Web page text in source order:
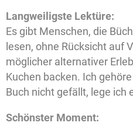
Langweiligste Lektüre:
Es gibt Menschen, die
lesen, ohne Rücksicht auf
möglicher alternativer
Kuchen backen. Ich
Buch nicht gefällt, lege ich
Schönster Moment: